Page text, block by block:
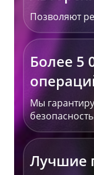
Позволяют
Более 5
Мы
Лучшие